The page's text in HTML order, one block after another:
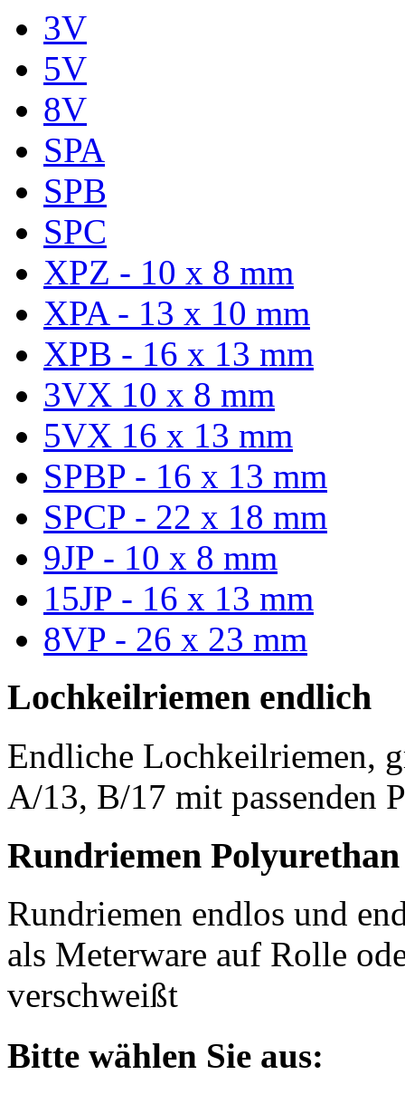
3V
5V
8V
SPA
SPB
SPC
XPZ - 10 x 8 mm
XPA - 13 x 10 mm
XPB - 16 x 13 mm
3VX 10 x 8 mm
5VX 16 x 13 mm
SPBP - 16 x 13 mm
SPCP - 22 x 18 mm
9JP - 10 x 8 mm
15JP - 16 x 13 mm
8VP - 26 x 23 mm
Lochkeilriemen endlich
Endliche Lochkeilriemen,
A/13, B/17 mit passenden
Rundriemen Polyurethan
Rundriemen endlos und
als Meterware auf Rolle
verschweißt
Bitte wählen Sie aus: